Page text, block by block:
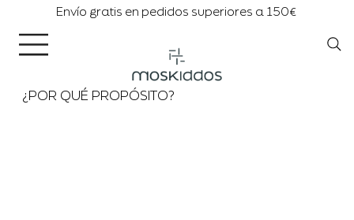
Envío gratis en pedidos superiores a 150€
¿POR QUÉ PROPÓSITO?